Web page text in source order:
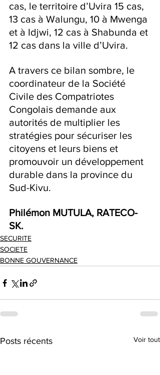
cas, le territoire d’Uvira 15 cas,
13 cas à Walungu, 10 à Mwenga
et à Idjwi, 12 cas à Shabunda et
12 cas dans la ville d’Uvira.
A travers ce bilan sombre, le
coordinateur de la Société
Civile des Compatriotes
Congolais demande aux
autorités de multiplier les
stratégies pour sécuriser les
citoyens et leurs biens et
promouvoir un développement
durable dans la province du
Sud-Kivu.
Philémon MUTULA, RATECO-
SK.
SECURITE
SOCIETE
BONNE GOUVERNANCE
Posts récents Voir tout